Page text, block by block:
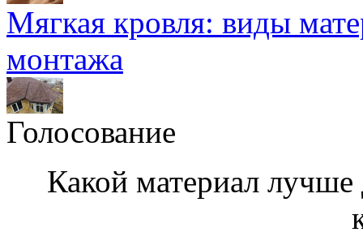
Мягкая кровля: виды
монтажа
Голосование
Какой материал